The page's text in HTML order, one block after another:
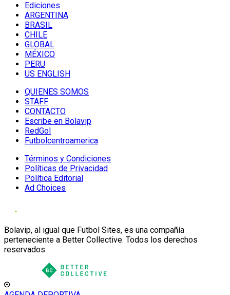
Ediciones
ARGENTINA
BRASIL
CHILE
GLOBAL
MÉXICO
PERU
US ENGLISH
QUIENES SOMOS
STAFF
CONTACTO
Escribe en Bolavip
RedGol
Futbolcentroamerica
Términos y Condiciones
Políticas de Privacidad
Política Editorial
Ad Choices
Bolavip, al igual que Futbol Sites, es una compañía
perteneciente a Better Collective. Todos los derechos
reservados